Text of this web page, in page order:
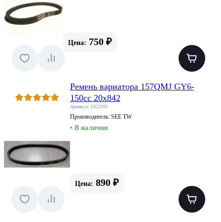
Цена: 750 ₽
Ремень вариатора 157QMJ GY6-
150cc 20x842
Артикул: UG2193
Производитель: SEE TW
• В наличии
Цена: 890 ₽